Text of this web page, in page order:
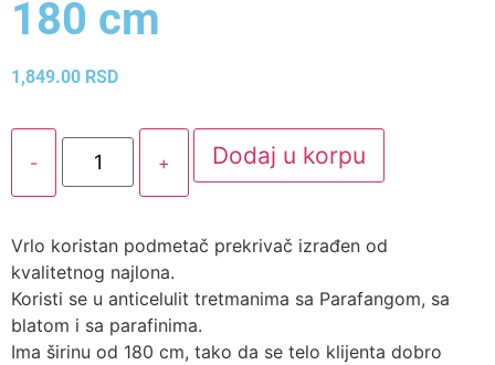
180 cm
1,849.00 RSD
- + Dodaj u korpu
Vrlo koristan podmetač prekrivač izrađen od
kvalitetnog najlona.
Koristi se u anticelulit tretmanima sa Parafangom, sa
blatom i sa parafinima.
Ima širinu od 180 cm, tako da se telo klijenta dobro